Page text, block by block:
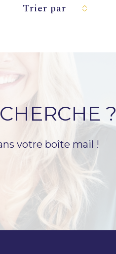
Trier par
?
votre boîte mail !